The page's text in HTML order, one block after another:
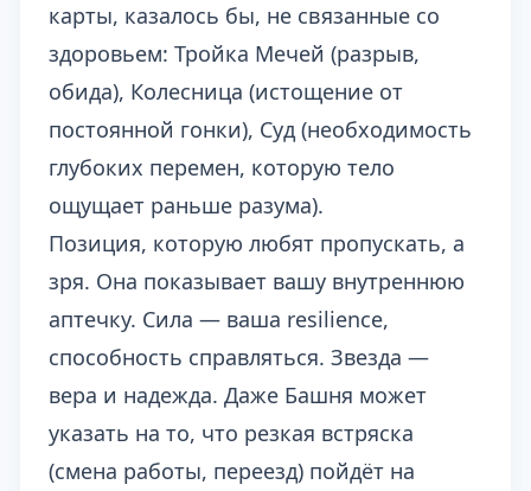
карты, казалось бы, не связанные со
здоровьем: Тройка Мечей (разрыв,
обида), Колесница (истощение от
постоянной гонки), Суд (необходимость
глубоких перемен, которую тело
ощущает раньше разума).
Позиция, которую любят пропускать, а
зря. Она показывает вашу внутреннюю
аптечку. Сила — ваша resilience,
способность справляться. Звезда —
вера и надежда. Даже Башня может
указать на то, что резкая встряска
(смена работы, переезд) пойдёт на